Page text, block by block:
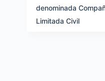
denominada
Limitada Civil